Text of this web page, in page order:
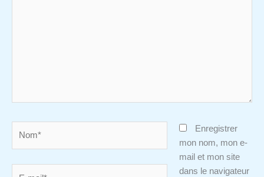
Enregistrer
mon nom, mon e-
mail et mon site
dans le navigateur